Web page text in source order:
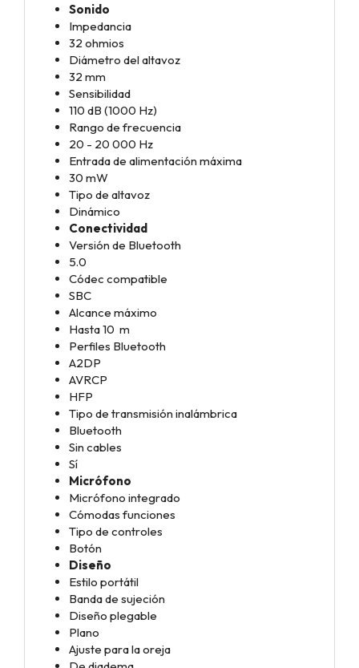
Sonido
Impedancia
32 ohmios
Diámetro del altavoz
32 mm
Sensibilidad
110 dB (1000 Hz)
Rango de frecuencia
20 - 20 000 Hz
Entrada de alimentación máxima
30 mW
Tipo de altavoz
Dinámico
Conectividad
Versión de Bluetooth
5.0
Códec compatible
SBC
Alcance máximo
Hasta 10 m
Perfiles Bluetooth
A2DP
AVRCP
HFP
Tipo de transmisión inalámbrica
Bluetooth
Sin cables
Sí
Micrófono
Micrófono integrado
Cómodas funciones
Tipo de controles
Botón
Diseño
Estilo portátil
Banda de sujeción
Diseño plegable
Plano
Ajuste para la oreja